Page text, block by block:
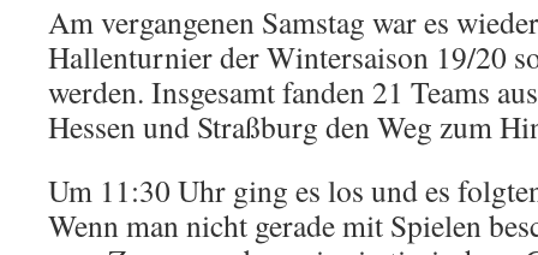
Am vergangenen Samstag war es
Hallenturnier der Wintersaison 19/20
werden. Insgesamt fanden 21 Teams
Hessen und Straßburg den Weg zum
Um 11:30 Uhr ging es los und es
Wenn man nicht gerade mit Spielen